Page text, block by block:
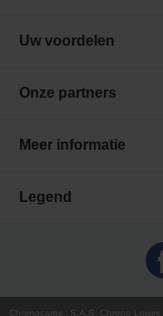
Uw voordelen
Onze partners
Meer informatie
Legend
Chronocarpe : S.A.S. Chrono Loisirs